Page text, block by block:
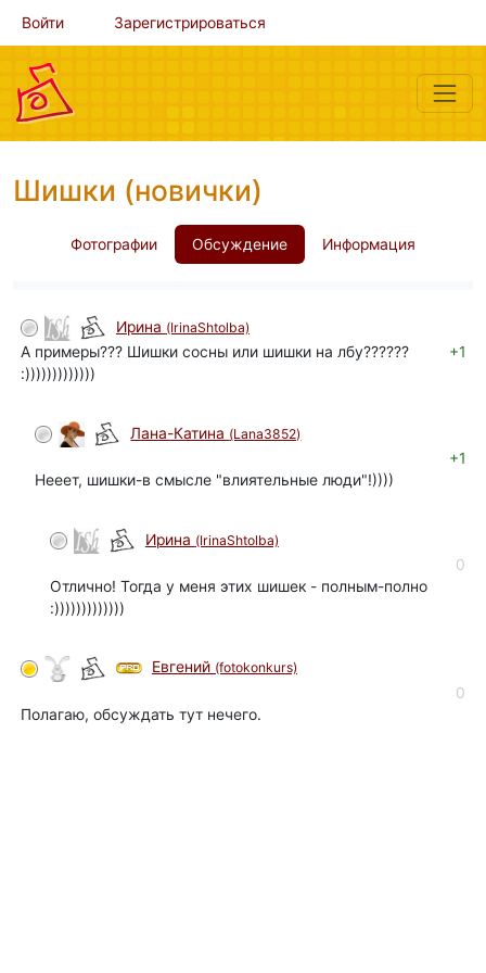
Войти Зарегистрироваться
Шишки (новички)
Фотографии Обсуждение Информация
Ирина (IrinaShtolba)
+1
А примеры??? Шишки сосны или шишки на лбу??????
:)))))))))))))
Лана-Катина (Lana3852)
+1
Нееет, шишки-в смысле "влиятельные люди"!))))
Ирина (IrinaShtolba)
0
Отлично! Тогда у меня этих шишек - полным-полно
:)))))))))))))
Евгений (fotokonkurs)
0
Полагаю, обсуждать тут нечего.